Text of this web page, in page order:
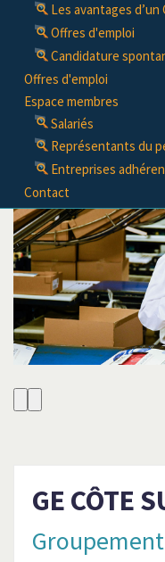
Les avantages d’un
Offres d'emploi
Candidature
Offres d'emploi
Espace membres
Salariés
Représentants du
Entreprises
Contact
GE CÔTE